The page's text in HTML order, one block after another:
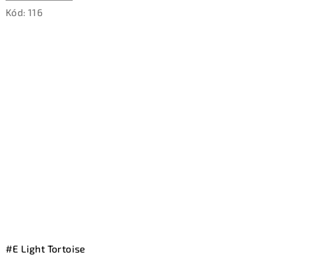
Kód: 116
#E Light Tortoise